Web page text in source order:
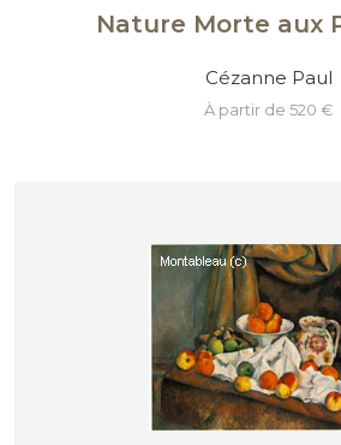
Nature Morte aux
Cézanne Paul
à partir de 520 €